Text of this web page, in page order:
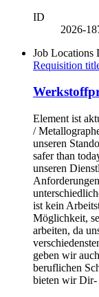
ID
2026-
Job Locations
Requisition
Element ist
/
unseren
safer than
unseren
ist kein
Möglichkeit,
arbeiten, da
geben wir
beruflichen
bieten wir Dir-